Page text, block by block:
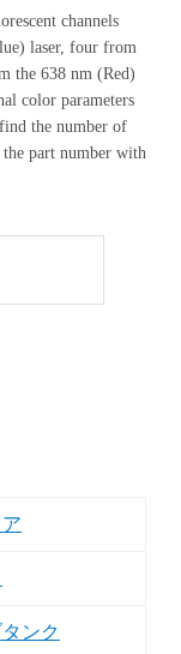
channels
laser, four from
the 638 nm (Red)
color parameters
the number of
part number with
ンク